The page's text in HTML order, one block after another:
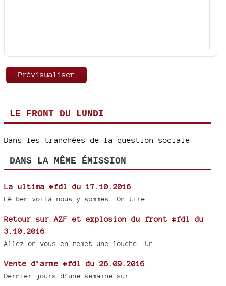
LE FRONT DU LUNDI
Dans les tranchées de la question sociale
DANS LA MÊME ÉMISSION
La ultima #fdl du 17.10.2016
Hé ben voilà nous y sommes. On tire
Retour sur AZF et explosion du front #fdl du
3.10.2016
Allez on vous en remet une louche. Un
Vente d’arme #fdl du 26.09.2016
Dernier jours d’une semaine sur